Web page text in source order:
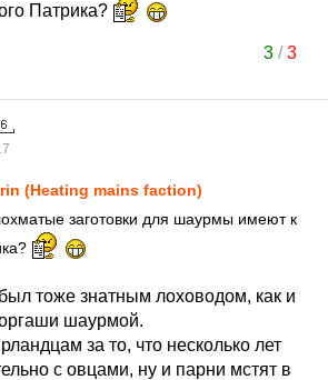
Патрика?
3/3
(Heating mains faction)
заготовки для шаурмы имеют к
тоже знатным лоховодом, как и
шаурмой.
за то, что несколько лет
с овцами, ну и парни мстят в